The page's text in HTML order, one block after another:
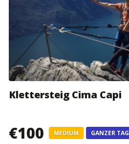
Klettersteig Cima Capi
€100 MEDIUM GANZER TAG